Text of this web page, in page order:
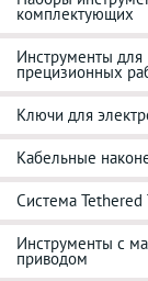
комплектующих
Инструменты для
прецизионных
Ключи для
Кабельные
Система Tethered
Инструменты с
приводом